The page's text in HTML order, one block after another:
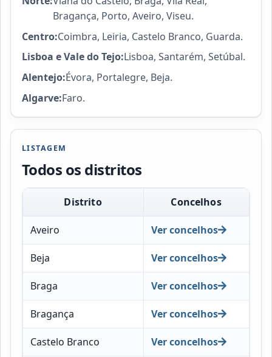
Bragança, Porto, Aveiro, Viseu.
Centro:Coimbra, Leiria, Castelo Branco, Guarda.
Lisboa e Vale do Tejo:Lisboa, Santarém, Setúbal.
Alentejo:Évora, Portalegre, Beja.
Algarve:Faro.
LISTAGEM
Todos os distritos
Distrito Concelhos
Aveiro Ver concelhos
Beja Ver concelhos
Braga Ver concelhos
Bragança Ver concelhos
Castelo Branco Ver concelhos